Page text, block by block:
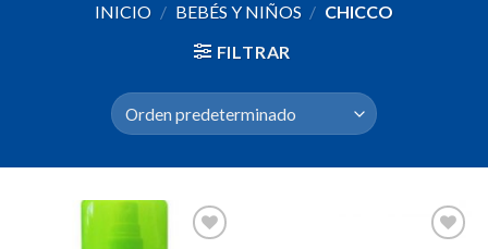
INICIO / BEBÉS Y NIÑOS / CHICCO
FILTRAR